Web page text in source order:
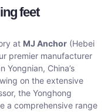
feet​
at MJ Anchor (Hebei
premier manufacturer
Yongnian, China’s
on the extensive
the Yonghong
a comprehensive range